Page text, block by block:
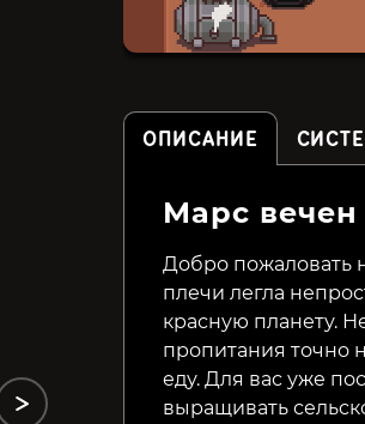
Farmer's Father: Save the
33% 529₽
ОПИСАНИЕ
Марс вечен
Добро пожаловать
плечи легла
красную планету.
пропитания точно
еду. Для вас уже
выращивать